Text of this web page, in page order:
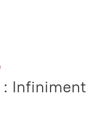
: Infiniment